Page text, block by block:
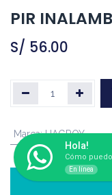
PIR
S/ 56.00
Marca:HAGROY
Hola!
Cómo
En línea